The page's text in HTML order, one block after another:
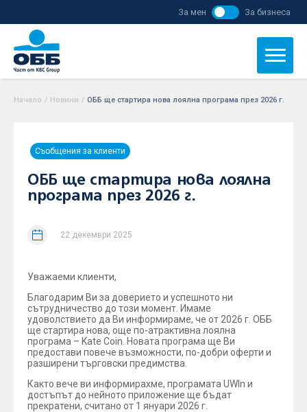
За мен За бизнеса
Начало / Новини / ОББ ще стартира нова лоялна програма през 2026 г.
Съобщения за клиенти
ОББ ще стартира нова лоялна
програма през 2026 г.
22 декември 2025
Уважаеми клиенти,
Благодарим Ви за доверието и успешното ни
сътрудничество до този момент. Имаме
удоволствието да Ви информираме, че от 2026 г. ОББ
ще стартира нова, още по-атрактивна лоялна
програма – Kate Coin. Новата програма ще Ви
предостави повече възможности, по-добри оферти и
разширени търговски предимства.
Както вече ви информирахме, програмата UWIn и
достъпът до нейното приложение ще бъдат
прекратени, считано от 1 януари 2026 г.